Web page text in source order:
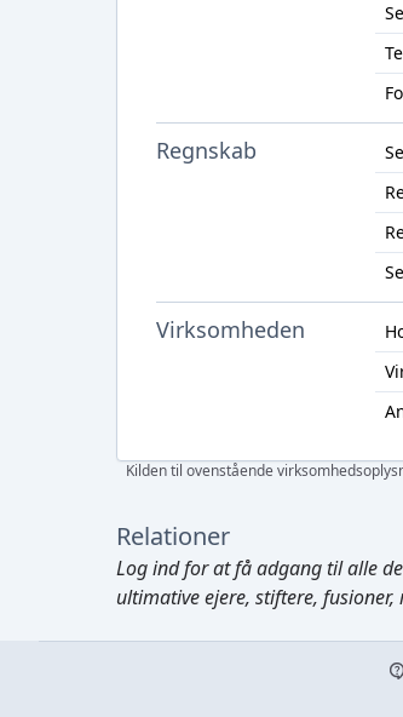
Regnskab
Virksomheden
Kilden til ovenstående
Relationer
Log indfor at få adgang til alle
ultimative ejere, stiftere,